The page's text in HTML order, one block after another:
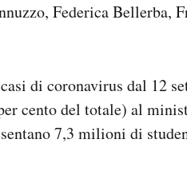
Federica Bellerba,
di coronavirus dal 12
cento del totale) al
7,3 milioni di